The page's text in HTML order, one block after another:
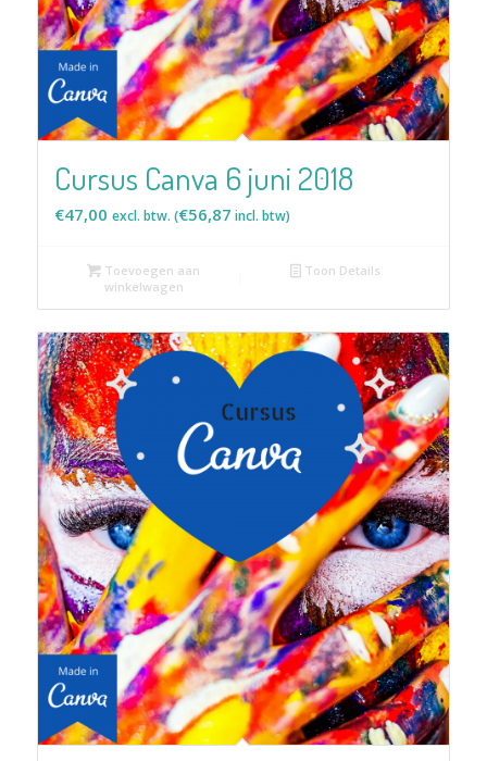
Cursus Canva 6 juni 2018
€47,00 excl. btw. (€56,87 incl. btw)
Toevoegen aan
winkelwagen
Toon Details